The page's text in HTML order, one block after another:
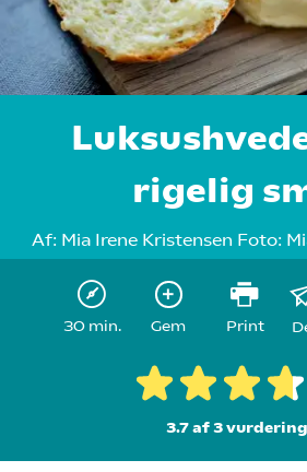
rigelig
Af: Mia Irene Kristensen Foto:
30 min. Gem Print
3.7 af 3